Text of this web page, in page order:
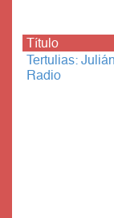
Título
Tertulias:
Radio